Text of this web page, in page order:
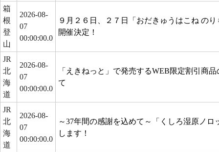
箱
根
登
山
2026-08-
07
00:00:00.0
９月２６日、２７日「おだきゅうはこね の
開催決定！
JR
北
海
道
2026-08-
07
00:00:00.0
「えきねっと」で発売するWEB限定割引商
て
JR
北
海
道
2026-08-
07
00:00:00.0
～37年間の感謝を込めて～「くしろ湿原ノロ
します！